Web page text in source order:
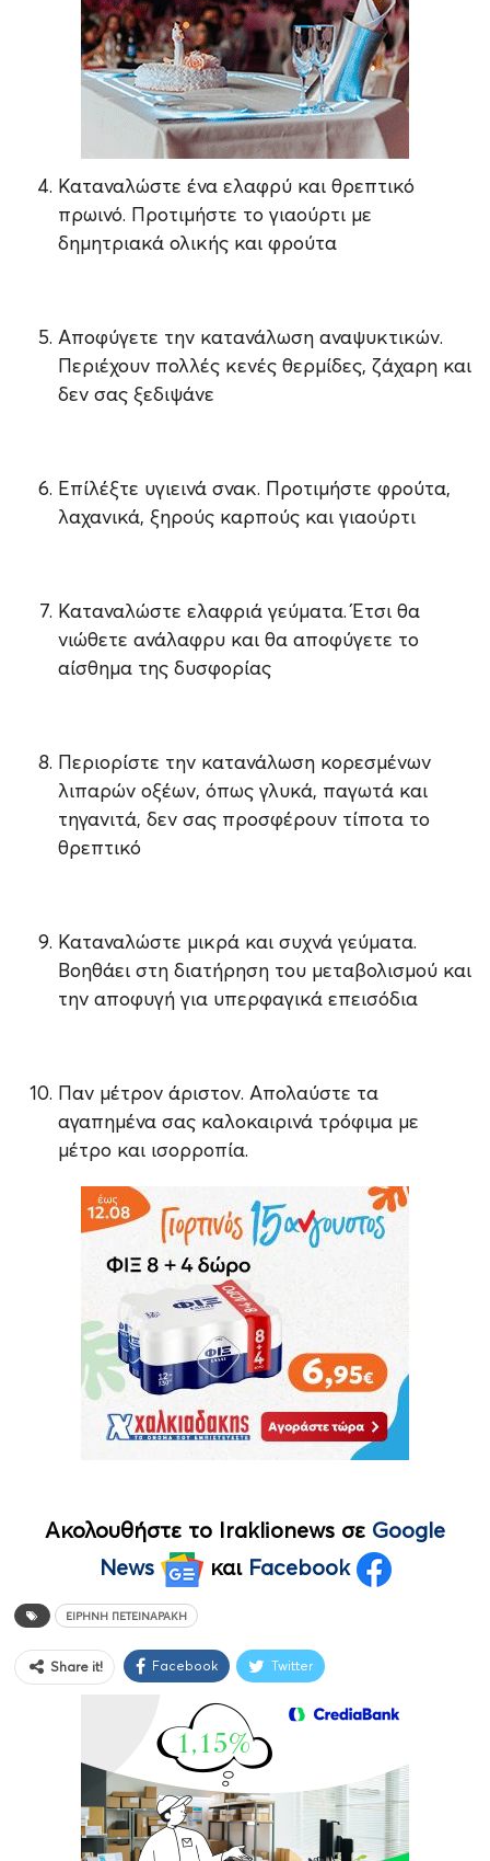
Καταναλώστε ένα ελαφρύ και θρεπτικό
πρωινό. Προτιμήστε το γιαούρτι με
δημητριακά ολικής και φρούτα
Αποφύγετε την κατανάλωση αναψυκτικών.
Περιέχουν πολλές κενές θερμίδες, ζάχαρη και
δεν σας ξεδιψάνε
Επίλέξτε υγιεινά σνακ. Προτιμήστε φρούτα,
λαχανικά, ξηρούς καρπούς και γιαούρτι
Καταναλώστε ελαφριά γεύματα. Έτσι θα
νιώθετε ανάλαφρυ και θα αποφύγετε το
αίσθημα της δυσφορίας
Περιορίστε την κατανάλωση κορεσμένων
λιπαρών οξέων, όπως γλυκά, παγωτά και
τηγανιτά, δεν σας προσφέρουν τίποτα το
θρεπτικό
Καταναλώστε μικρά και συχνά γεύματα.
Βοηθάει στη διατήρηση του μεταβολισμού και
την αποφυγή για υπερφαγικά επεισόδια
Παν μέτρον άριστον. Απολαύστε τα
αγαπημένα σας καλοκαιρινά τρόφιμα με
μέτρο και ισορροπία.
Ακολουθήστε το Iraklionews σε Google
News
και Facebook
ΕΙΡΉΝΗ ΠΕΤΕΙΝΑΡΆΚΗ
Share it! Facebook Twitter